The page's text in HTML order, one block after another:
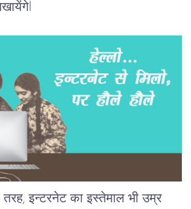
इन्टरनेट का इस्तेमाल भी उम्र